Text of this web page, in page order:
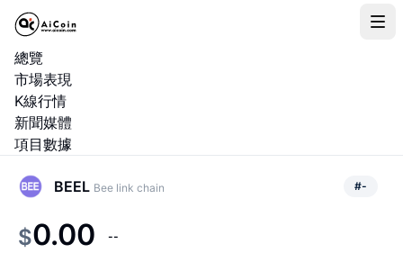
總覽
市場表現
K線行情
新聞媒體
項目數據
BEEL Bee link chain #-
$0.00 --